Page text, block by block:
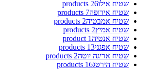
שטיח אילו26 products
שטיח אירופה7 products
שטיח אמבטיה2 products
שטיח אמיץ2 products
שטיח אנטיה1 product
שטיח אפגני13 products
שטיח אריגה יוטה2 products
שטיח הירטג16 products